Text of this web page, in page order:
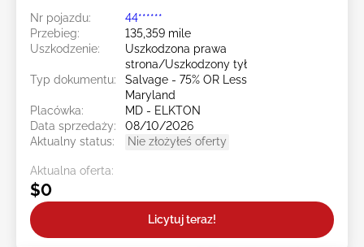
Nr pojazdu:
44******
Przebieg:
135,359 mile
Uszkodzenie:
Uszkodzona prawa
strona/Uszkodzony tył
Typ dokumentu:
Salvage - 75% OR Less
Maryland
Placówka:
MD - ELKTON
Data sprzedaży:
08/10/2026
Aktualny status:
Nie złożyłeś oferty
Aktualna oferta:
$0
Licytuj teraz!